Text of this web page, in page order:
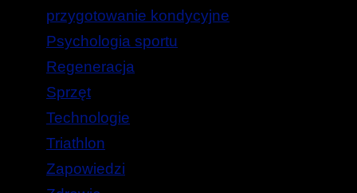
przygotowanie kondycyjne
Psychologia sportu
Regeneracja
Sprzęt
Technologie
Triathlon
Zapowiedzi